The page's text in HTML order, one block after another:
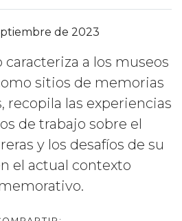
de 2023
a los museos
sitios de memorias
recopila las experiencias
de trabajo sobre el
y los desafíos de su
el actual contexto